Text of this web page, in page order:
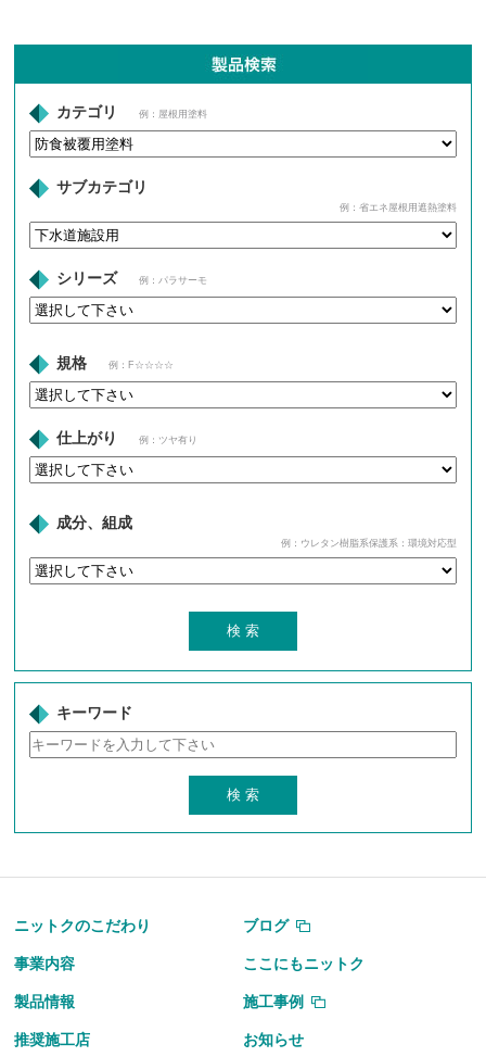
カテゴリ 例：屋根用塗料
サブカテゴリ
例：省エネ屋根用遮熱塗料
シリーズ 例：パラサーモ
規格 例：F☆☆☆☆
仕上がり 例：ツヤ有り
成分、組成
例：ウレタン樹脂系保護系：環境対応型
キーワード
ニットクのこだわり ブログ
事業内容 ここにもニットク
製品情報 施工事例
推奨施工店 お知らせ